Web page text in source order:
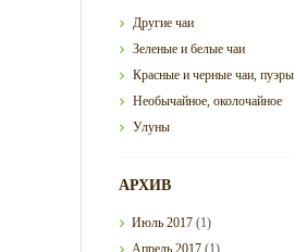
Другие чаи
Зеленые и белые чаи
Красные и черные чаи, пуэры
Необычайное, околочайное
Улуны
АРХИВ
Июль2017 (1)
Апрель2017 (1)